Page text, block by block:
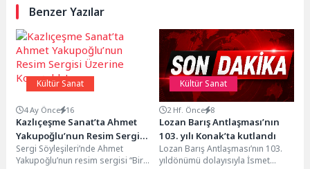
Benzer Yazılar
Kültür Sanat
4 Ay Önce 16
Kazlıçeşme Sanat’ta Ahmet
Yakupoğlu’nun Resim Sergisi
Üzerine Konuşuldu!
Sergi Söyleşileri’nde Ahmet
Yakupoğlu’nun resim sergisi “Bir
Kültür Sanat
2 Hf. Önce 8
Lozan Barış Antlaşması’nın
103. yılı Konak’ta kutlandı
Lozan Barış Antlaşması’nın 103.
yıldönümü dolayısıyla İsmet